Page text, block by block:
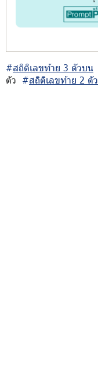
#สถิติเลขท้าย 3 ตัวบน
ตัว #สถิติเลขท้าย 2 ตัว